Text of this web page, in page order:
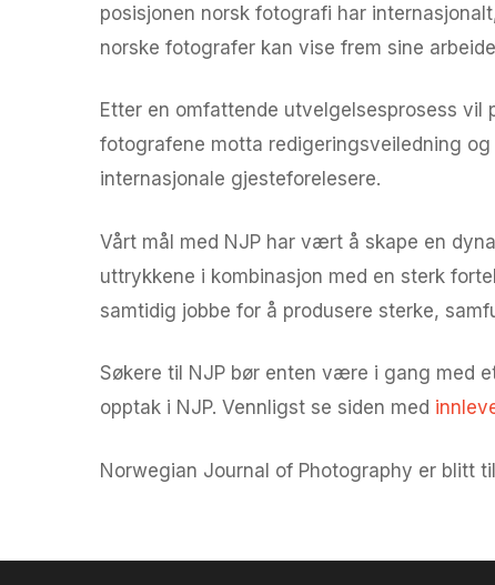
posisjonen norsk fotografi har
norske fotografer kan vise frem sine
Etter en omfattende utvelgelsesprosess
fotografene motta redigeringsveiledning
internasjonale gjesteforelesere.
Vårt mål med NJP har vært å skape en
uttrykkene i kombinasjon med en sterk
samtidig jobbe for å produsere sterke,
Søkere til NJP bør enten være i gang med
opptak i NJP. Vennligst se siden med
Norwegian Journal of Photography er blitt